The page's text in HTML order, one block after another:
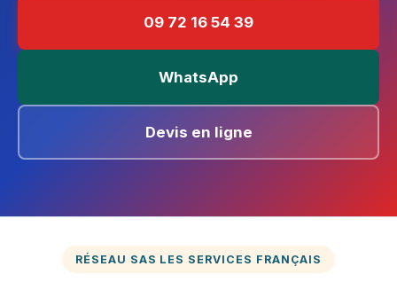
09 72 16 54 39
WhatsApp
Devis en ligne
RÉSEAU SAS LES SERVICES FRANÇAIS